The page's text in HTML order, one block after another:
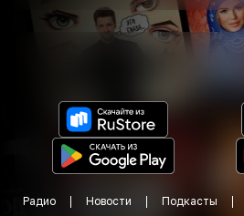
Радио Новости Подкасты